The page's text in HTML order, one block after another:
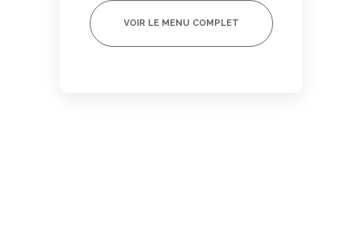
VOIR LE MENU COMPLET